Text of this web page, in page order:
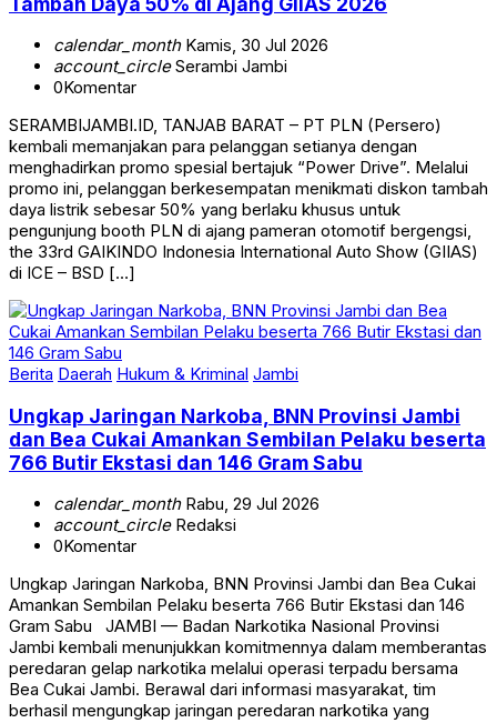
account_circleSerambi Jambi
0Komentar
kembali memanjakan para pelanggan setianya dengan
menghadirkan promo spesial bertajuk “Power Drive”. Melalui
promo ini, pelanggan berkesempatan menikmati diskon tambah
daya listrik sebesar 50% yang berlaku khusus untuk
pengunjung booth PLN di ajang pameran otomotif bergengsi,
the 33rd GAIKINDO Indonesia International Auto Show (GIIAS)
di ICE – BSD […]
Berita Daerah Hukum & Kriminal
dan Bea Cukai Amankan Sembilan Pelaku beserta
766 Butir Ekstasi dan 146 Gram Sabu
account_circleRedaksi
0Komentar
Amankan Sembilan Pelaku beserta 766 Butir Ekstasi dan 146
Gram Sabu JAMBI — Badan Narkotika Nasional Provinsi
Jambi kembali menunjukkan komitmennya dalam memberantas
peredaran gelap narkotika melalui operasi terpadu bersama
Bea Cukai Jambi. Berawal dari informasi masyarakat, tim
berhasil mengungkap jaringan peredaran narkotika yang
beroperasi […]